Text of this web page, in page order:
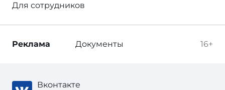
Для сотрудников
16+
Реклама Документы
Вконтакте